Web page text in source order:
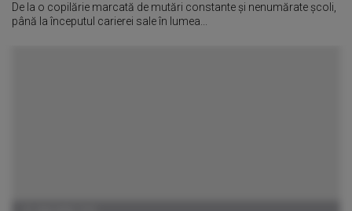
De la o copilărie marcată de mutări constante și nenumărate școli,
până la începutul carierei sale în lumea...